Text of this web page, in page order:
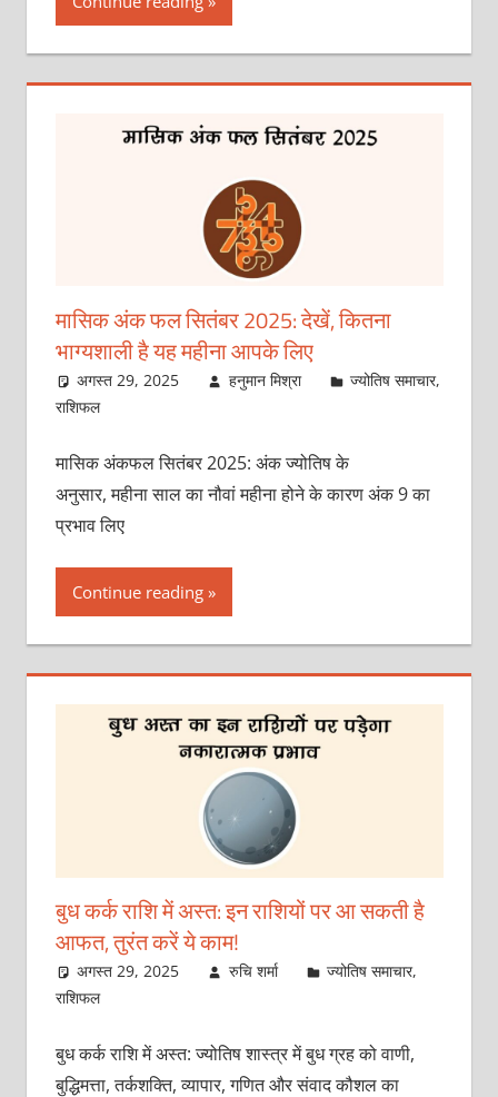
मासिक अंक फल सितंबर 2025: देखें, कितना
भाग्यशाली है यह महीना आपके लिए
अगस्त 29, 2025 हनुमान मिश्रा ज्योतिष समाचार,
राशिफल
मासिक अंकफल सितंबर 2025: अंक ज्योतिष के
अनुसार, महीना साल का नौवां महीना होने के कारण अंक 9 का
प्रभाव लिए
Continue reading
बुध कर्क राशि में अस्त: इन राशियों पर आ सकती है
आफत, तुरंत करें ये काम!
अगस्त 29, 2025 रुचि शर्मा ज्योतिष समाचार,
राशिफल
बुध कर्क राशि में अस्त: ज्योतिष शास्त्र में बुध ग्रह को वाणी,
बुद्धिमत्ता, तर्कशक्ति, व्यापार, गणित और संवाद कौशल का